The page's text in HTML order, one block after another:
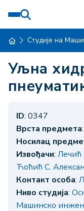
Студије на
Уљна хидраулика и
ID: 0347
Врста предмета
Носилац
Извођачи: Лечић
Ћоћић С.
Контакт особа:
Ниво студија:
Машинско